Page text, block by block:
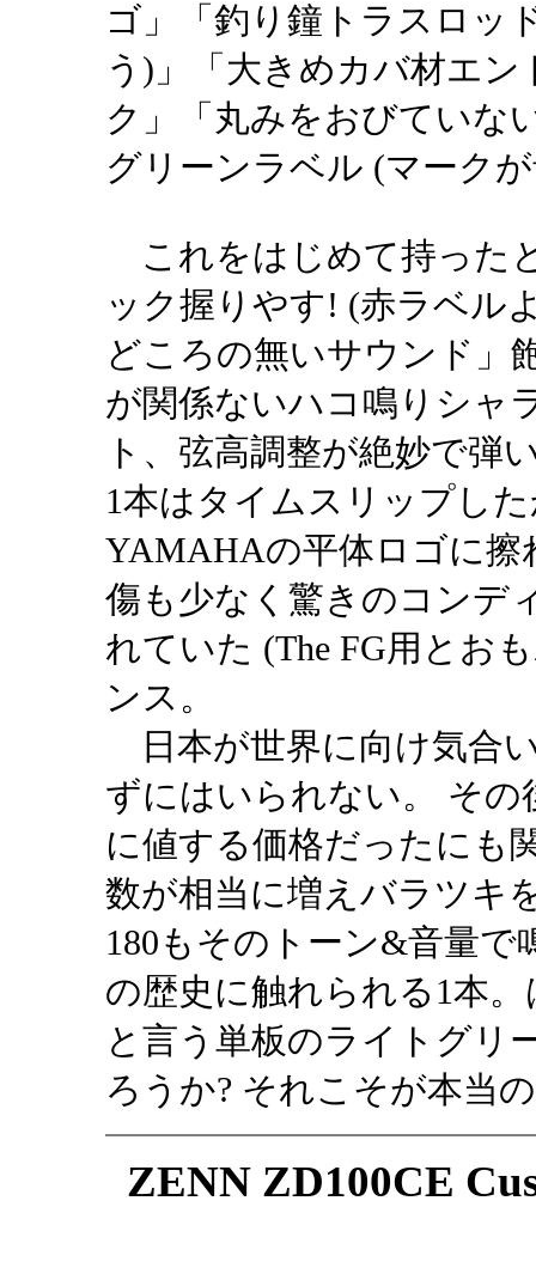
ゴ」「釣り鐘トラスロッ
う)」「大きめカバ材エ
ク」「丸みをおびていな
グリーンラベル (マーク
これをはじめて持った
ック握りやす! (赤ラベル
どころの無いサウンド」
が関係ないハコ鳴りシャ
ト、弦高調整が絶妙で
1本はタイムスリップし
YAMAHAの平体ロゴに
傷も少なく驚きのコンデ
れていた (The FG用とお
ンス。
日本が世界に向け気合
ずにはいられない。 その
に値する価格だったにも
数が相当に増えバラツキ
180もそのトーン&音量
の歴史に触れられる1本
と言う単板のライトグリ
ろうか? それこそが本当
ZENN ZD100CE